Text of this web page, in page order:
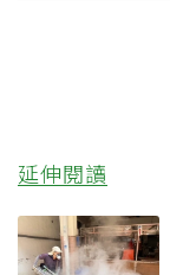
延伸閱讀